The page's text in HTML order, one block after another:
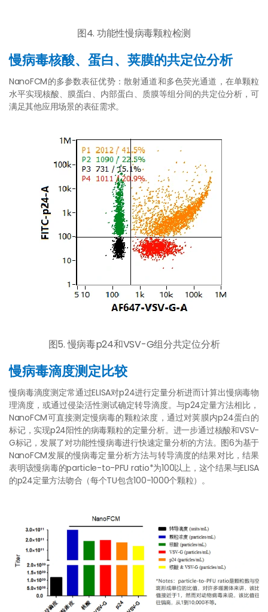
图4. 功能性慢病毒颗粒检测
慢病毒核酸、蛋白、荚膜的共定位分析
NanoFCM的多参数表征优势：散射通道和多色荧光通道，在单颗粒
水平实现核酸、膜蛋白、内部蛋白、质膜等组分间的共定位分析，可
满足其他应用场景的表征需求。
图5. 慢病毒p24和VSV-G组分共定位分析
慢病毒滴度测定比较
慢病毒滴度测定常通过ELISA对p24进行定量分析进而计算出慢病毒物
理滴度，或通过侵染活性测试确定转导滴度。与p24定量方法相比，
NanoFCM可直接测定慢病毒的颗粒浓度，通过对荚膜内p24蛋白的
标记，实现p24阳性的病毒颗粒的定量分析。进一步通过核酸和VSV-
G标记，发展了对功能性慢病毒进行快速定量分析的方法。图6为基于
NanoFCM发展的慢病毒定量分析方法与转导滴度的结果对比，结果
表明该慢病毒的particle-to-PFU ratio*为100以上，这个结果与ELISA
的p24定量方法吻合（每个TU包含100-1000个颗粒）。